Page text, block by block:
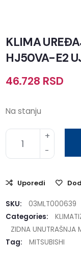
KLIMA
HJ50VA-E2
46.728 RSD
Na stanju
Uporedi
SKU:
03MLT000639
Categories:
ZIDNA UNUTRAŠNJA
Tag:
MITSUBISHI